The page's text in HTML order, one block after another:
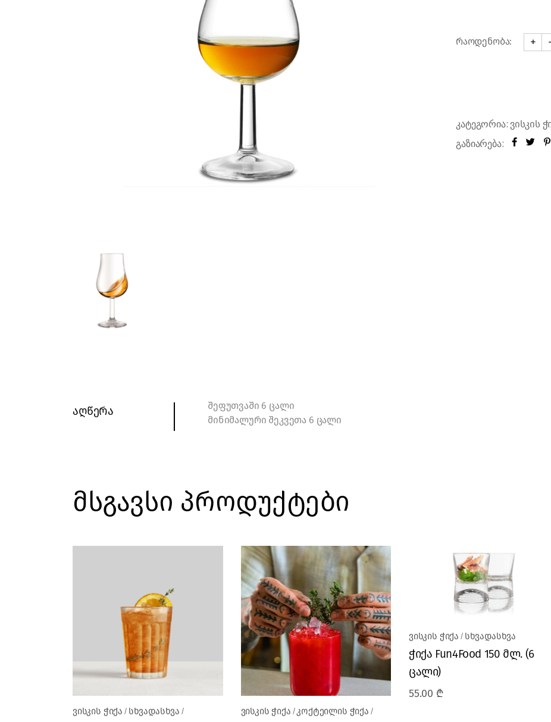
სხვა აქსესუარები
რაოდენობა: +
კატეგორია: ვისკის
გაზიარება:
აღწერა
შეფუთვაში 6 ცალი
მინიმალური შეკვეთა 6 ცალი
მსგავსი პროდუქტები
ვისკის ჭიქა
სხვადასხვა
ვისკის ჭიქა კოქტეილის ჭიქა
ვისკის ჭიქა სხვადასხვა
ჭიქა Fun4Food 150 მლ. (6
ცალი)
55.00 ₾